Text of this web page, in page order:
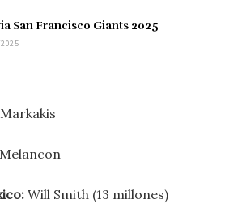
San Francisco Giants 2025
Will Smith (13 millones)